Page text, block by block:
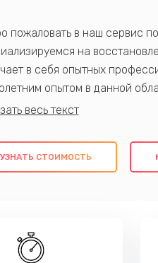
пожаловать в наш сервис
на
в себя опытных
опытом в данной
ремонт с
надежное и
наилучшим образом.
УЗНАТЬ СТОИМОСТЬ